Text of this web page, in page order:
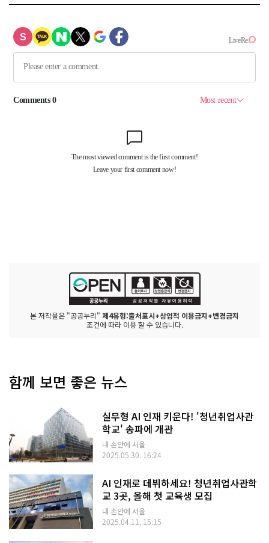
본 저작물은 "공공누리" 제4유형:출처표시+상업적 이용금지+변경금지
조건에 따라 이용 할 수 있습니다.
함께 보면 좋은 뉴스
실무형 AI 인재 키운다! '청년취업사관
학교' 송파에 개관
내 손안에 서울
2025.05.30. 16:24
AI 인재로 데뷔하세요! 청년취업사관학
교 3곳, 올해 첫 교육생 모집
내 손안에 서울
2025.04.11. 15:15